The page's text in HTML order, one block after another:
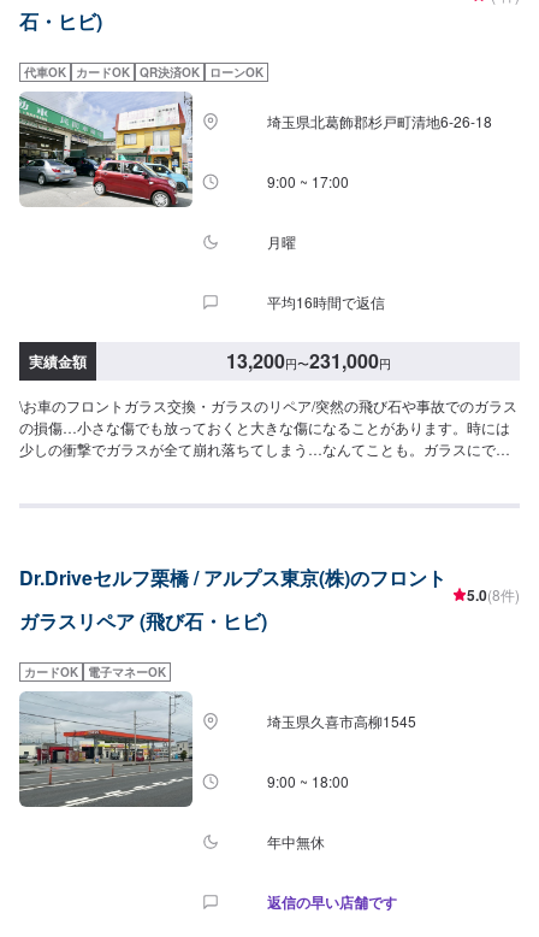
車してください。受付はスタッフへ「メンテモで予約しました」とお伝えく
ださい。ご案内いたします。
石・ヒビ)
代車OK カードOK QR決済OK ローンOK
埼玉県北葛飾郡杉戸町清地6-26-18
9:00 ~ 17:00
月曜
平均16時間で返信
実績金額 13,200円〜231,000円
\お車のフロントガラス交換・ガラスのリペア/突然の飛び石や事故でのガラス
の損傷…小さな傷でも放っておくと大きな傷になることがあります。時には
少しの衝撃でガラスが全て崩れ落ちてしまう…なんてことも。ガラスにでき
VWポロなど：22,000円〜●ベンツC･BMW3･VWゴルフなど：24,200円〜●ベ
りリペアできない場合はガラス交換となります。【フロントガラス交換】純
正ガラス使用での金額で社外品も用意が可能です。技術料は23,650円～●タ
ント･ワゴンR･Nシリーズ：104,907円〜●ヴィッツ・フィット・マーチ：
セイ・ボクシー：107,968円〜●アルファード・エルグランド：152,777円〜●
ベンツA/B･BMW1･VWポロなど：165,000円〜●ベンツC･BMW3･VWゴルフ
など：181,500円●ベンツE･BMW5/6･VWパサートなど：198,000円〜●ベン
ツS･BMW7･Audi7/8など：214,500円〜●ベンツG･BMWX･VWトゥアレグな
ど：231,000円〜他店購入車の対応も、輸入車の対応も、クルマの購入もい
ろいろ、説明力も対応力も！1969年に創業して以来、50年以上この地でお店
を営業させていただいております。チェーン店への加盟、地元の皆様の支え
られるよう、新しいお店のオープンも進んでおります。
Dr.Driveセルフ栗橋 / アルプス東京(株)のフロント
ガラスリペア (飛び石・ヒビ)
5.0(8件)
カードOK 電子マネーOK
埼玉県久喜市高柳1545
9:00 ~ 18:00
年中無休
返信の早い店舗です